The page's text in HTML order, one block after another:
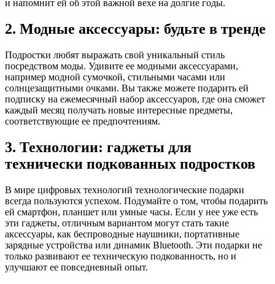
и напомнит ей об этой важной вехе на долгие годы.
2. Модные аксессуары: будьте в тренде
Подростки любят выражать свой уникальный стиль
посредством моды. Удивите ее модными аксессуарами,
например модной сумочкой, стильными часами или
солнцезащитными очками. Вы также можете подарить ей
подписку на ежемесячный набор аксессуаров, где она сможет
каждый месяц получать новые интересные предметы,
соответствующие ее предпочтениям.
3. Технологии: гаджеты для
технически подкованных подростков
В мире цифровых технологий технологические подарки
всегда пользуются успехом. Подумайте о том, чтобы подарить
ей смартфон, планшет или умные часы. Если у нее уже есть
эти гаджеты, отличным вариантом могут стать такие
аксессуары, как беспроводные наушники, портативные
зарядные устройства или динамик Bluetooth. Эти подарки не
только развивают ее техническую подкованность, но и
улучшают ее повседневный опыт.